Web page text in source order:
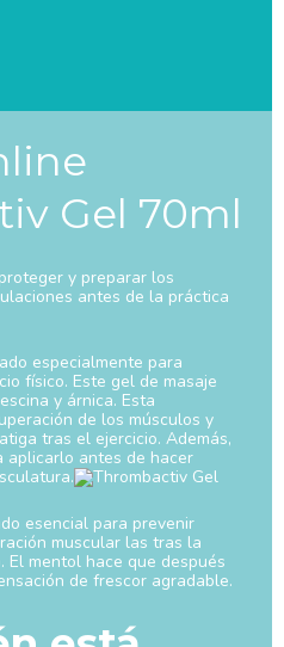
Gel 70ml
y preparar los
antes de la práctica
especialmente para
físico. Este gel de masaje
y árnica. Esta
de los músculos y
tras el ejercicio. Además,
aplicarlo antes de hacer
esencial para prevenir
muscular las tras la
El mentol hace que después
de frescor agradable.